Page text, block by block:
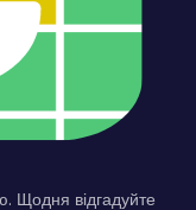
Щодня відгадуйте